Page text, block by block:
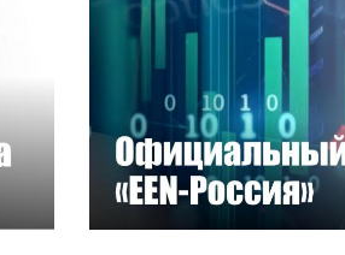
Смотреть